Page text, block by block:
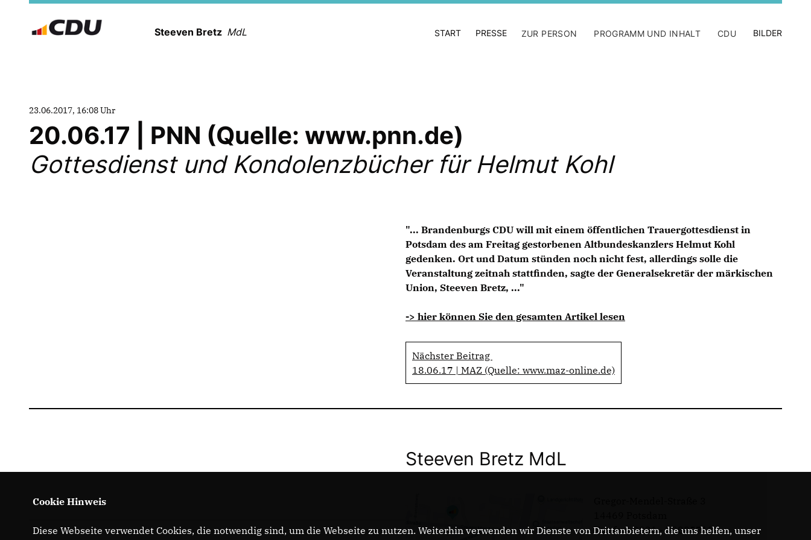
Steeven Bretz MdL START PRESSE ZUR PERSON PROGRAMM UND INHALT CDU BILDER
23.06.2017, 16:08 Uhr
20.06.17 | PNN (Quelle: www.pnn.de)
Gottesdienst und Kondolenzbücher für Helmut Kohl
"... Brandenburgs CDU will mit einem öffentlichen Trauergottesdienst in
Potsdam des am Freitag gestorbenen Altbundeskanzlers Helmut Kohl
gedenken. Ort und Datum stünden noch nicht fest, allerdings solle die
Veranstaltung zeitnah stattfinden, sagte der Generalsekretär der märkischen
Union, Steeven Bretz, ..."
-> hier können Sie den gesamten Artikel lesen
Nächster Beitrag
18.06.17 | MAZ (Quelle: www.maz-online.de)
Steeven Bretz MdL
Telefon: 0331 - 20085713
Cookie Hinweis
Diese Webseite verwendet Cookies, die notwendig sind, um die Webseite zu nutzen. Weiterhin verwenden wir Dienste von Drittanbietern, die uns helfen, unser